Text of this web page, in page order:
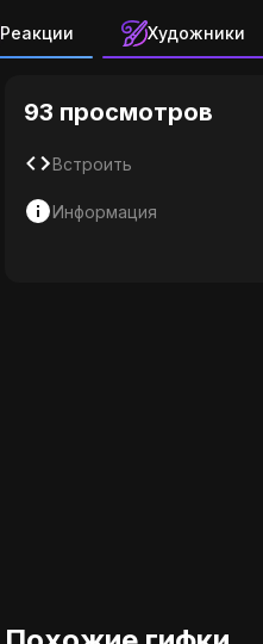
Реакции Художники
Сейлор Мун
93 просмотров
Встроить
Информация